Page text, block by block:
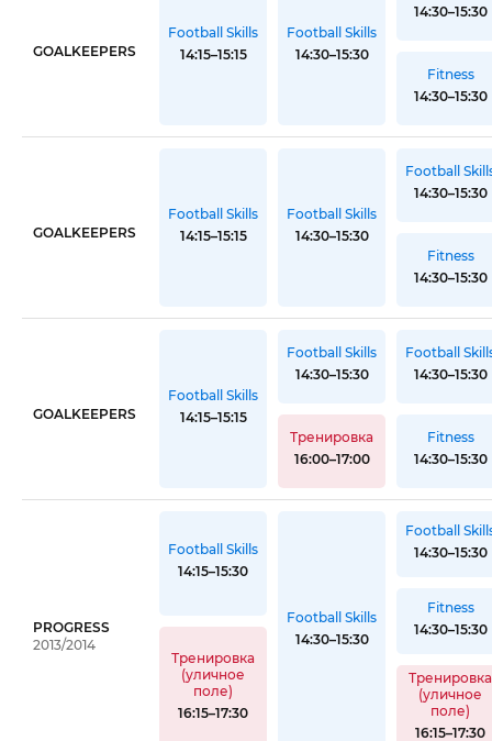
GOALKEEPERS
Football Skills
14:15–15:15
Football Skills
14:30–15:30
14:30–15:30
Fitness
14:30–15:30
GOALKEEPERS
Football Skills
14:15–15:15
Football Skills
14:30–15:30
Football
14:30–15:30
Fitness
14:30–15:30
GOALKEEPERS
Football Skills
14:15–15:15
Football Skills
14:30–15:30
Тренировка
16:00–17:00
Football
14:30–15:30
Fitness
14:30–15:30
PROGRESS
2013/2014
Football Skills
14:15–15:30
Тренировка
(уличное
поле)
16:15–17:30
Football Skills
14:30–15:30
Football
14:30–15:30
Fitness
14:30–15:30
Тренировка
(уличное
поле)
16:15–17:30